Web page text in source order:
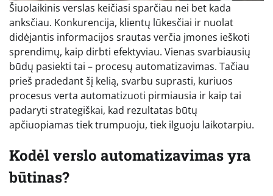
Šiuolaikinis verslas keičiasi sparčiau nei bet kada
anksčiau. Konkurencija, klientų lūkesčiai ir nuolat
didėjantis informacijos srautas verčia įmones ieškoti
sprendimų, kaip dirbti efektyviau. Vienas svarbiausių
būdų pasiekti tai – procesų automatizavimas. Tačiau
prieš pradedant šį kelią, svarbu suprasti, kuriuos
procesus verta automatizuoti pirmiausia ir kaip tai
padaryti strategiškai, kad rezultatas būtų
apčiuopiamas tiek trumpuoju, tiek ilguoju laikotarpiu.
Kodėl verslo automatizavimas yra
būtinas?